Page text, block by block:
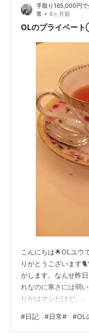
手取り165,000円
常 • 6ヶ月前
OLのプライベー
こんにちは🌟OLユウ
りがとうございます
がします。なんせ昨
れなのに寒さには弱
りかはマシだけど。
りないので、という
勤一休とかそういう
#日記 #日常# #OL